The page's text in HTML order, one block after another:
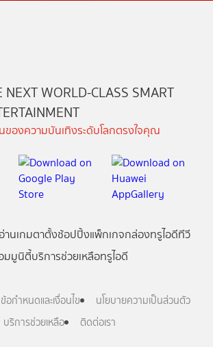
NEXT WORLD-CLASS SMART
ของความบันเทิงระดับโลกตรงใจคุณ
านเกมตาตั้งช้อปปิ้งแพ็กเกจกล่องทรูไอดีทีวี
มมูนิตี้บริการช่วยเหลือทรูไอดี
ข้อกำหนดและเงื่อนไข
นโยบายความเป็นส่วนตัว
บริการช่วยเหลือ
ติดต่อเรา